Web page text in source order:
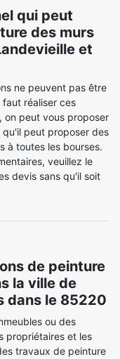
qui peut
des murs
et
ne peuvent pas être
réaliser ces
on peut vous proposer
peut proposer des
à toutes les bourses.
veuillez le
devis sans qu'il soit
de peinture
la ville de
dans le 85220
ou des
propriétaires et les
travaux de peinture